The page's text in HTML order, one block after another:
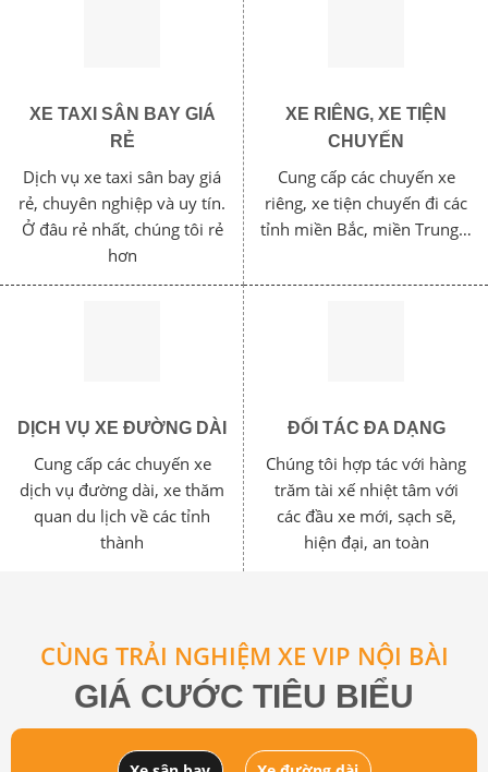
XE TAXI SÂN BAY GIÁ
RẺ
Dịch vụ xe taxi sân bay giá
rẻ, chuyên nghiệp và uy tín.
Ở đâu rẻ nhất, chúng tôi rẻ
hơn
XE RIÊNG, XE TIỆN
CHUYẾN
Cung cấp các chuyến xe
riêng, xe tiện chuyến đi các
tỉnh miền Bắc, miền Trung…
DỊCH VỤ XE ĐƯỜNG DÀI
Cung cấp các chuyến xe
dịch vụ đường dài, xe thăm
quan du lịch về các tỉnh
thành
ĐỐI TÁC ĐA DẠNG
Chúng tôi hợp tác với hàng
trăm tài xế nhiệt tâm với
các đầu xe mới, sạch sẽ,
hiện đại, an toàn
CÙNG TRẢI NGHIỆM XE VIP NỘI BÀI
GIÁ CƯỚC TIÊU BIỂU